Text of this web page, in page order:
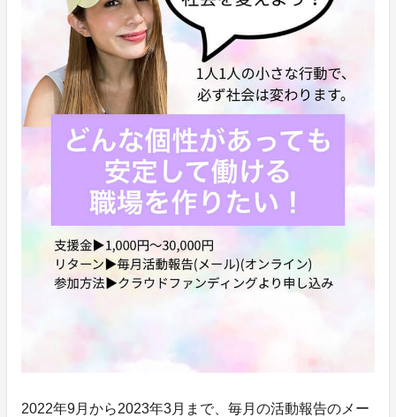
2022年9月から2023年3月まで、毎月の活動報告のメー